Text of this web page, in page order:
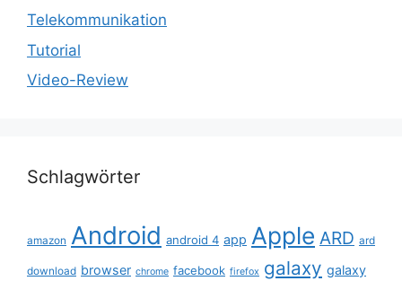
Telekommunikation
Tutorial
Video-Review
Schlagwörter
amazon Android android 4 app Apple ARD ard
download browser chrome facebook firefox galaxy galaxy